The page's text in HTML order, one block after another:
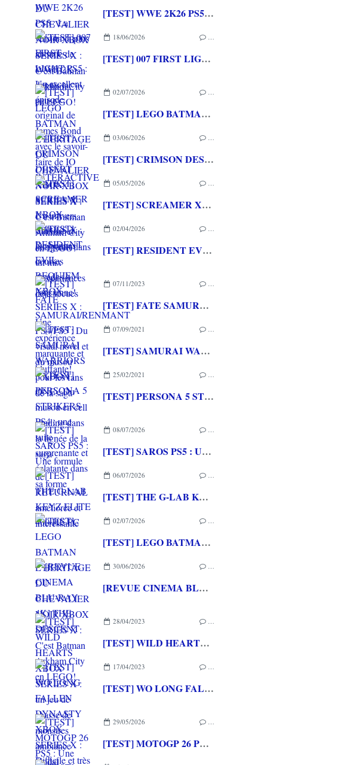
[TEST] WWE 2K26 PS5 : La version la plus aboutie de WWE 2K depuis la pause
18/06/2026 …
[TEST] 007 FIRST LIGHT PS5 : Un excellent épisode original de James Bond avec le savoir-faire de IO INTERACTIVE
02/07/2026 …
[TEST] LEGO BATMAN L'HERITAGE DU CHEVALIER NOIR XBOX SERIES X : C'est Batman Arkham City en LEGO!
03/06/2026 …
[TEST] CRIMSON DESERT XBOX SERIES X : Un univers sublime et intriguant dans un mix d'expériences déjà vécues
05/05/2026 …
[TEST] SCREAMER XBOX SERIES X : De bonnes courses arcades à l'ancienne!
02/04/2026 …
[TEST] RESIDENT EVIL REQUIEM XBOX SERIES X : Une expérience marquante et bluffante!
07/11/2023 …
[TEST] FATE SAMURAI/RENMANT PS4/PS5 : Du visual novel et du musou pour les fans de la saga
07/09/2021 …
[TEST] SAMURAI WARRIORS 5 XBOX ONE : Du musou en cell shading dans la lignée de la saga
25/02/2021 …
[TEST] PERSONA 5 STRIKERS PS4 : une suite surprenante et éclatante dans sa forme
08/07/2026 …
[TEST] SAROS PS5 : Une formule de RETURNAL améliorée et interessante
06/07/2026 …
[TEST] THE G-LAB KEYZ ELITE 400 HE PC
02/07/2026 …
[TEST] LEGO BATMAN L'HERITAGE DU CHEVALIER NOIR XBOX SERIES X : C'est Batman Arkham City en LEGO!
30/06/2026 …
[REVUE CINEMA BLU-RAY 4K] THE DESCENT
28/04/2023 …
[TEST] WILD HEARTS XBOX SERIES X : un jeu de chasse de monstres ambiance féodal japonais original mais inégal
17/04/2023 …
[TEST] WO LONG FALLEN DYNASTY XBOX SERIES X : Difficile et très technique
29/05/2026 …
[TEST] MOTOGP 26 PS5 : Une version MOTOGP 25.5 ++